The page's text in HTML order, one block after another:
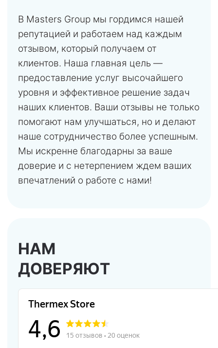
В Masters Group мы гордимся нашей
репутацией и работаем над каждым
отзывом, который получаем от
клиентов. Наша главная цель —
предоставление услуг высочайшего
уровня и эффективное решение задач
наших клиентов. Ваши отзывы не только
помогают нам улучшаться, но и делают
наше сотрудничество более успешным.
Мы искренне благодарны за ваше
доверие и с нетерпением ждем ваших
впечатлений о работе с нами!
НАМ
ДОВЕРЯЮТ